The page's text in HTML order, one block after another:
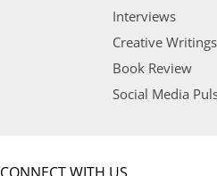
Interviews
Creative Writings
Book Review
Social Media